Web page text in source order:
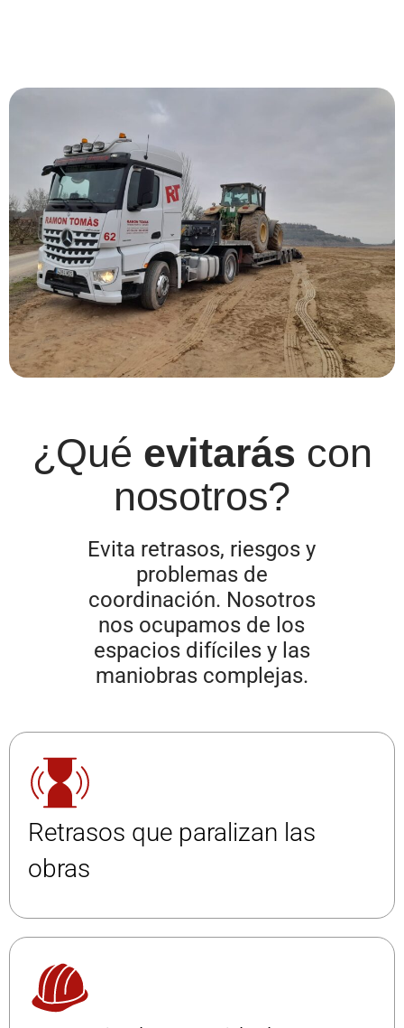
¿Qué evitarás con
nosotros?
Evita retrasos, riesgos y
problemas de
coordinación. Nosotros
nos ocupamos de los
espacios difíciles y las
maniobras complejas.
Retrasos que paralizan las
obras